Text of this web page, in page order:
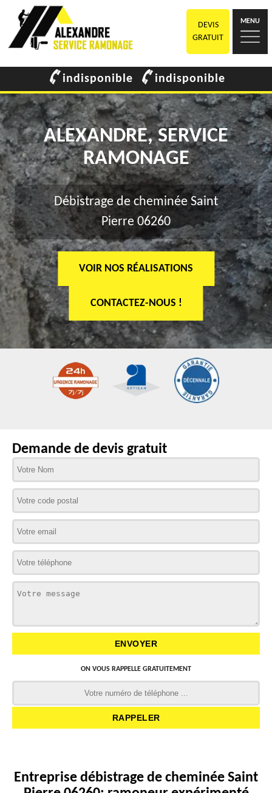
DEVIS
GRATUIT
MENU
indisponible indisponible
ALEXANDRE, SERVICE
RAMONAGE
Débistrage de cheminée Saint
Pierre 06260
VOIR NOS RÉALISATIONS
CONTACTEZ-NOUS !
Demande de devis gratuit
ON VOUS RAPPELLE GRATUITEMENT
Entreprise débistrage de cheminée Saint